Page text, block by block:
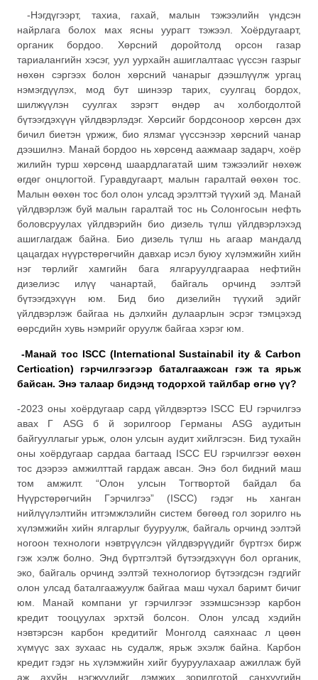
-Нэгдүгээрт, тахиа, гахай, малын тэжээлийн үндсэн
найрлага болох мах ясны уурагт тэжээл. Хоёрдугаарт,
органик бордоо. Хөрсний доройтолд орсон газар
тариалангийн хэсэг, уул уурхайн ашиглалтаас үүссэн газрыг
нөхөн сэргээх болон хөрсний чанарыг дээшлүүлж ургац
нэмэгдүүлэх, мод бут шинээр тарих, суулгац бордох,
шилжүүлэн суулгах зэрэгт өндөр ач холбогдолтой
бүтээгдэхүүн үйлдвэрлэдэг. Хөрсийг бордсоноор хөрсөн дэх
бичил биетэн үржиж, био ялзмаг үүссэнээр хөрсний чанар
дээшилнэ. Манай бордоо нь хөрсөнд аажмаар задарч, хоёр
жилийн турш хөрсөнд шаардлагатай шим тэжээлийг нөхөж
өгдөг онцлогтой. Гуравдугаарт, малын гаралтай өөхөн тос.
Малын өөхөн тос бол олон улсад эрэлттэй түүхий эд. Манай
үйлдвэрлэж буй малын гаралтай тос нь Солонгосын нефть
боловсруулах үйлдвэрийн био дизель түлш үйлдвэрлэхэд
ашиглагдаж байна. Био дизель түлш нь агаар мандалд
цацагдах нүүрстөрөгчийн давхар исэл буюу хүлэмжийн хийн
нэг төрлийг хамгийн бага ялгаруулдгаараа нефтийн
дизелиэс илүү чанартай, байгаль орчинд ээлтэй
бүтээгдэхүүн юм. Бид био дизелийн түүхий эдийг
үйлдвэрлэж байгаа нь дэлхийн дулаарлын эсрэг тэмцэхэд
өөрсдийн хувь нэмрийг оруулж байгаа хэрэг юм.
-Манай тос ISCC (International Sustainabil ity & Carbon
Certication) гэрчилгээгээр баталгаажсан гэж та ярьж
байсан. Энэ талаар бидэнд тодорхой тайлбар өгнө үү?
-2023 оны хоёрдугаар сард үйлдвэртээ ISCC EU гэрчилгээ
авах Г ASG б й зорилгоор Германы ASG аудитын
байгууллагыг урьж, олон улсын аудит хийлгэсэн. Бид тухайн
оны хоёрдугаар сардаа багтаад ISCC EU гэрчилгээг өөхөн
тос дээрээ амжилттай гардаж авсан. Энэ бол бидний маш
том амжилт. “Олон улсын Тогтвортой байдал ба
Нүүрстөрөгчийн Гэрчилгээ” (ISCC) гэдэг нь ханган
нийлүүлэлтийн итгэмжлэлийн систем бөгөөд гол зорилго нь
хүлэмжийн хийн ялгарлыг бууруулж, байгаль орчинд ээлтэй
ногоон технологи нэвтрүүлсэн үйлдвэрүүдийг бүртгэх бирж
гэж хэлж болно. Энд бүртгэлтэй бүтээгдэхүүн бол органик,
эко, байгаль орчинд ээлтэй технологиор бүтээгдсэн гэдгийг
олон улсад баталгаажуулж байгаа маш чухал баримт бичиг
юм. Манай компани уг гэрчилгээг эзэмшсэнээр карбон
кредит тооцуулах эрхтэй болсон. Олон улсад хэдийн
нэвтэрсэн карбон кредитийг Монголд саяхнаас л цөөн
хүмүүс зах зухаас нь судалж, ярьж эхэлж байна. Карбон
кредит гэдэг нь хүлэмжийн хийг бууруулахаар ажиллаж буй
аж ахуйн нэгжүүдийг дэмжих зорилготой санхүүгийн